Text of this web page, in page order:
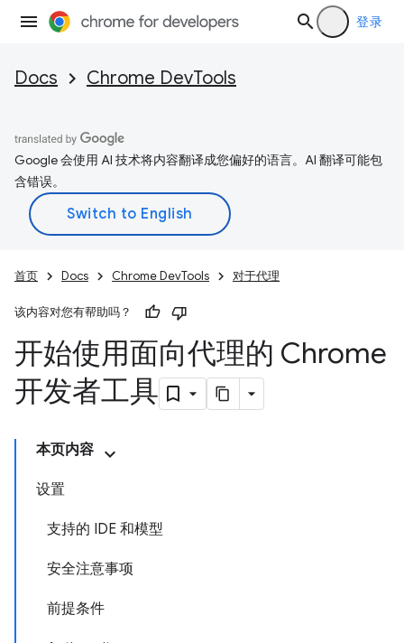
登录
Docs Chrome DevTools
Google 会使用 AI 技术将内容翻译成您偏好的语言。AI 翻译可能包
含错误。
首页 Docs Chrome DevTools 对于代理
该内容对您有帮助吗？
开始使用面向代理的 Chrome
开发者工具
本页内容
设置
支持的 IDE 和模型
安全注意事项
前提条件